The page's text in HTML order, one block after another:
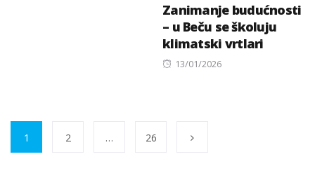
Zanimanje budućnosti
– u Beču se školuju
klimatski vrtlari
Posted
13/01/2026
1 2 … 26